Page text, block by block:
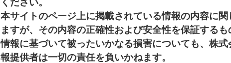
ください。
本サイトのページ上に掲載されている情報の内容に関
ますが、その内容の正確性および安全性を保証する
情報に基づいて被ったいかなる損害についても、株
報提供者は一切の責任を負いかねます。